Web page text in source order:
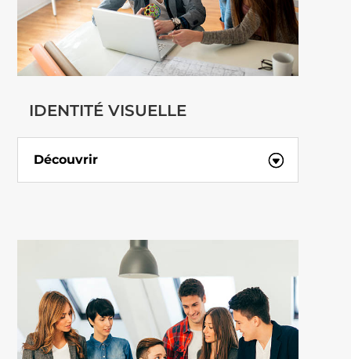
IDENTITÉ VISUELLE
Découvrir